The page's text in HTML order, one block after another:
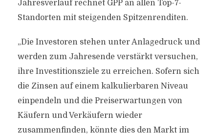
Jahresverlauf rechnet GPP an allen Top-7-
Standorten mit steigenden Spitzenrenditen.
„Die Investoren stehen unter Anlagedruck und
werden zum Jahresende verstärkt versuchen,
ihre Investitionsziele zu erreichen. Sofern sich
die Zinsen auf einem kalkulierbaren Niveau
einpendeln und die Preiserwartungen von
Käufern und Verkäufern wieder
zusammenfinden, könnte dies den Markt im